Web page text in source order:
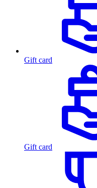
Gift card
Gift card